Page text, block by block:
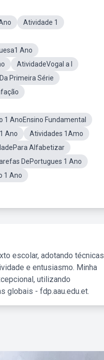
Atividade 1
Ano
AtividadeVogal a I
Primeira Série
1 AnoEnsino Fundamental
Ano
Atividades 1Amo
Alfabetizar
DePortugues 1 Ano
1 Ano
escolar, adotando técnicas
e entusiasmo. Minha
utilizando
globais - fdp.aau.edu.et.